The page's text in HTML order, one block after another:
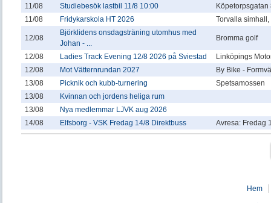
11/08
Studiebesök lastbil 11/8 10:00
Köpetorpsgatan
11/08
Fridykarskola HT 2026 Torvalla
12/08
Björklidens onsdagsträning utomhus med
Johan - ...
Bromma golf
12/08 Ladies Track Evening 12/8 2026 på Sviestad
Linköpings
12/08
Mot Vätternrundan 2027
By Bike -
13/08
Picknik och kubb-turnering
Spetsamossen
13/08
Kvinnan och jordens heliga rum
13/08
Nya medlemmar LJVK aug 2026
14/08
Elfsborg - VSK Fredag 14/8 Direktbuss Avresa: Fredag
Hem